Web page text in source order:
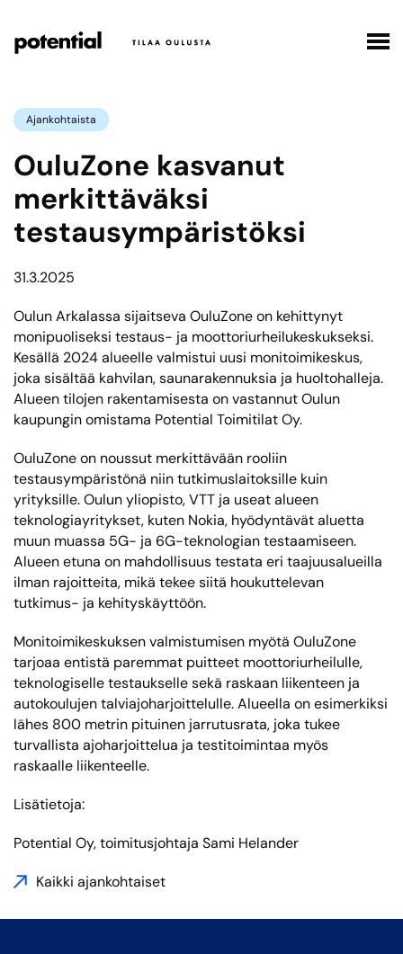
Potential Toimitilat Oy,
Ajankohtaista
OuluZone kasvanut
merkittäväksi
testausympäristöksi
31.3.2025
Oulun Arkalassa sijaitseva OuluZone on kehittynyt
monipuoliseksi testaus- ja moottoriurheilukeskukseksi.
Kesällä 2024 alueelle valmistui uusi monitoimikeskus,
joka sisältää kahvilan, saunarakennuksia ja huoltohalleja.
Alueen tilojen rakentamisesta on vastannut Oulun
kaupungin omistama Potential Toimitilat Oy.
OuluZone on noussut merkittävään rooliin
testausympäristönä niin tutkimuslaitoksille kuin
yrityksille. Oulun yliopisto, VTT ja useat alueen
teknologiayritykset, kuten Nokia, hyödyntävät aluetta
muun muassa 5G- ja 6G-teknologian testaamiseen.
Alueen etuna on mahdollisuus testata eri taajuusalueilla
ilman rajoitteita, mikä tekee siitä houkuttelevan
tutkimus- ja kehityskäyttöön.
Monitoimikeskuksen valmistumisen myötä OuluZone
tarjoaa entistä paremmat puitteet moottoriurheilulle,
teknologiselle testaukselle sekä raskaan liikenteen ja
autokoulujen talviajoharjoittelulle. Alueella on esimerkiksi
lähes 800 metrin pituinen jarrutusrata, joka tukee
turvallista ajoharjoittelua ja testitoimintaa myös
raskaalle liikenteelle.
Lisätietoja:
Potential Oy, toimitusjohtaja Sami Helander
Kaikki ajankohtaiset